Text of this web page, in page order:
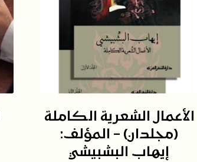
الأعمال الشعرية الكاملة
(مجلدان) – المؤلف:
إيهاب البشبيشي